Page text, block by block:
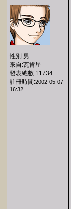
性別:男
來自:瓦肯星
發表總數:11734
註冊時間:2002-05-07
16:32